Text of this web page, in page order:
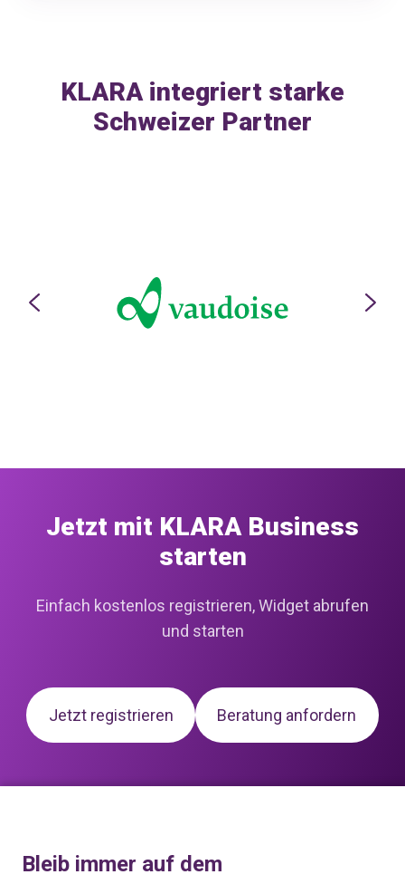
KLARA integriert starke
Schweizer Partner
Jetzt mit KLARA Business
starten
Einfach kostenlos registrieren, Widget abrufen
und starten
Jetzt registrieren Beratung anfordern
Bleib immer auf dem